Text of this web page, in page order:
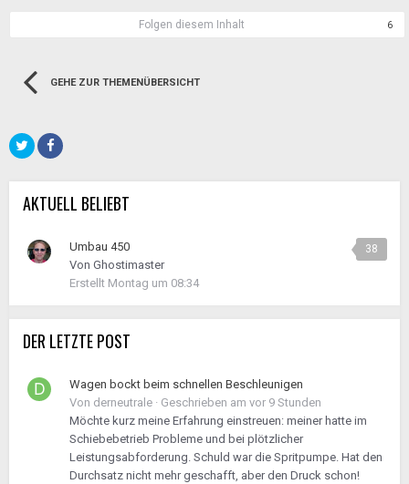
Folgen diesem Inhalt 6
GEHE ZUR THEMENÜBERSICHT
AKTUELL BELIEBT
38
Umbau 450
Von Ghostimaster
Erstellt Montag um 08:34
DER LETZTE POST
Wagen bockt beim schnellen Beschleunigen
Von derneutrale · Geschrieben am vor 9 Stunden
Möchte kurz meine Erfahrung einstreuen: meiner hatte im
Schiebebetrieb Probleme und bei plötzlicher
Leistungsabforderung. Schuld war die Spritpumpe. Hat den
Durchsatz nicht mehr geschafft, aber den Druck schon!